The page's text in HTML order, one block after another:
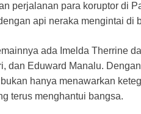
perjalanan para koruptor di
api neraka mengintai di
ada Imelda Therrine
dan Eduward Manalu.
bukan hanya menawarkan
terus menghantui bangsa.